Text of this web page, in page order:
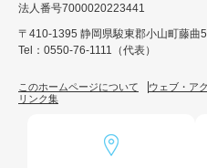
法人番号7000020223441
〒410-1395 静岡県駿東郡小山町藤曲
Tel：0550-76-1111（代表）
このホームページについて ウェブ・ア
リンク集